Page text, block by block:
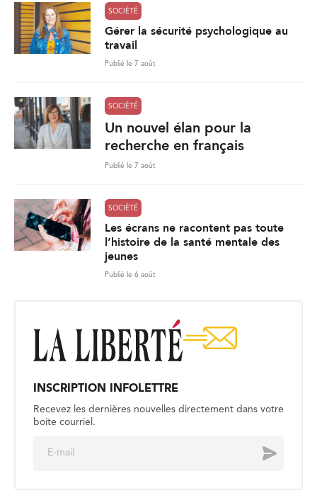
SOCIÉTÉ
Gérer la sécurité psychologique au
travail
Publié le 7 août
SOCIÉTÉ
Un nouvel élan pour la
recherche en français
Publié le 7 août
SOCIÉTÉ
Les écrans ne racontent pas toute
l’histoire de la santé mentale des
jeunes
Publié le 6 août
INSCRIPTION INFOLETTRE
Recevez les dernières nouvelles directement dans votre
boite courriel.
Envoyer